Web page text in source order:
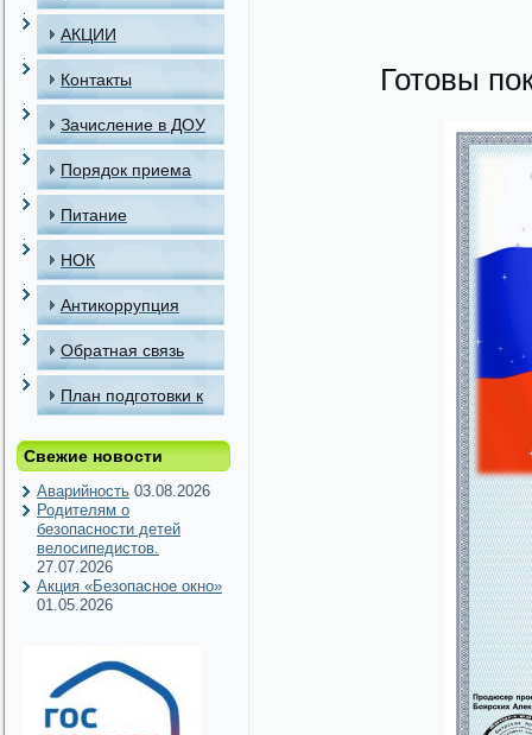
АКЦИИ
Контакты
Зачисление в ДОУ
Порядок приема
детей в МАДОУ
Питание
НОК
Антикоррупция
Обратная связь
План подготовки к
периоду
Свежие новости
Аварийность 03.08.2026
Родителям о
безопасности детей
велосипедистов.
27.07.2026
Акция «Безопасное окно»
01.05.2026
Готовы